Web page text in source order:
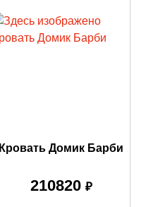
Кровать Домик Барби
210820 ₽